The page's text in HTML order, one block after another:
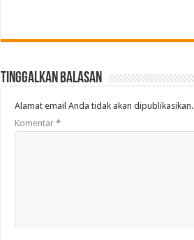
Tinggalkan Balasan
Alamat email Anda tidak akan dipublikasikan.
Komentar *